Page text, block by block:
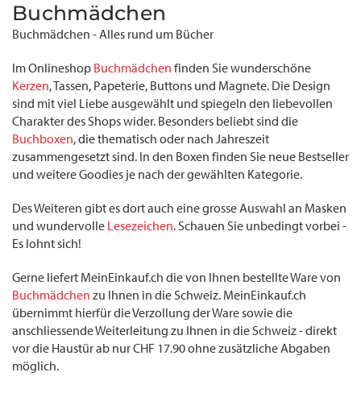
Buchmädchen
Buchmädchen - Alles rund um Bücher
Im Onlineshop Buchmädchen finden Sie wunderschöne
Kerzen, Tassen, Papeterie, Buttons und Magnete. Die Design
sind mit viel Liebe ausgewählt und spiegeln den liebevollen
Charakter des Shops wider. Besonders beliebt sind die
Buchboxen, die thematisch oder nach Jahreszeit
zusammengesetzt sind. In den Boxen finden Sie neue Bestseller
und weitere Goodies je nach der gewählten Kategorie.
Des Weiteren gibt es dort auch eine grosse Auswahl an Masken
und wundervolle Lesezeichen. Schauen Sie unbedingt vorbei -
Es lohnt sich!
Gerne liefert MeinEinkauf.ch die von Ihnen bestellte Ware von
Buchmädchen zu Ihnen in die Schweiz. MeinEinkauf.ch
übernimmt hierfür die Verzollung der Ware sowie die
anschliessende Weiterleitung zu Ihnen in die Schweiz - direkt
vor die Haustür ab nur CHF 17.90 ohne zusätzliche Abgaben
möglich.